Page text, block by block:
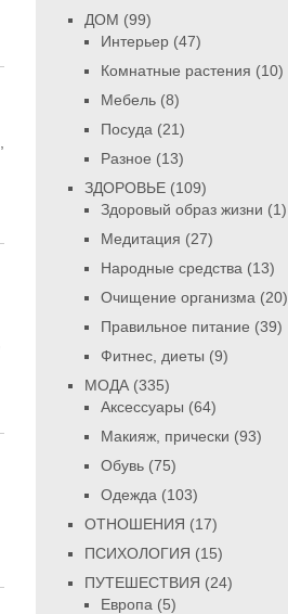
ДОМ (99)
Интерьер (47)
Комнатные растения (10)
Мебель (8)
Посуда (21)
Разное (13)
ЗДОРОВЬЕ (109)
Здоровый образ жизни (1)
Медитация (27)
Народные средства (13)
Очищение организма (20)
Правильное питание (39)
Фитнес, диеты (9)
МОДА (335)
Аксессуары (64)
Макияж, прически (93)
Обувь (75)
Одежда (103)
ОТНОШЕНИЯ (17)
ПСИХОЛОГИЯ (15)
ПУТЕШЕСТВИЯ (24)
Европа (5)